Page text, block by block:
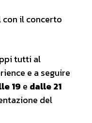
con il concerto
tutti al
e a seguire
19 e dalle 21
del